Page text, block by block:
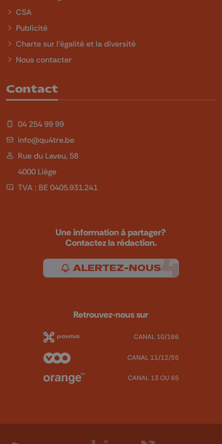
CSA
Publicité
Charte sur l'égalité et la diversité
Nous contacter
Contact
04 254 99 99
info@qu4tre.be
Rue du Laveu, 58
4000 Liège
TVA : BE 0405.931.241
Une information à partager?
Contactez la rédaction.
ALERTEZ-NOUS
Retrouvez-nous sur
CANAL 10/166
CANAL 11/12/55
CANAL 13 OU 65